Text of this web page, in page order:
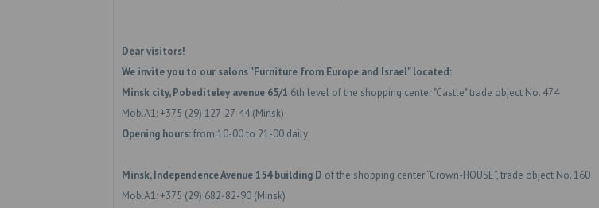
Dear visitors!
We invite you to our salons "Furniture from Europe and Israel" located:
Minsk city, Pobediteley avenue 65/1 6th level of the shopping center "Castle" trade object No. 474
Mob.A1: +375 (29) 127-27-44 (Minsk)
Opening hours:from 10-00 to 21-00 daily
Minsk, Independence Avenue 154 building D of the shopping center “Crown-HOUSE”, trade object No. 160
Mob.A1: +375 (29) 682-82-90 (Minsk)